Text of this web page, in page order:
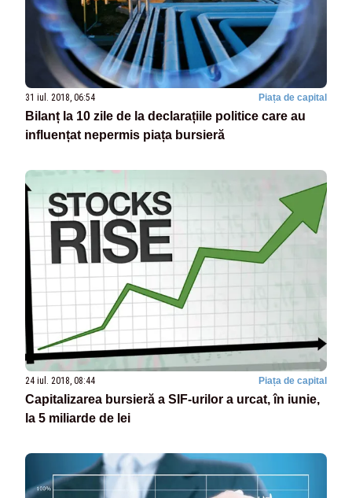
31 iul. 2018, 06:54 Piața de capital
Bilanț la 10 zile de la declarațiile politice care au
influențat nepermis piața bursieră
24 iul. 2018, 08:44 Piața de capital
Capitalizarea bursieră a SIF-urilor a urcat, în iunie,
la 5 miliarde de lei